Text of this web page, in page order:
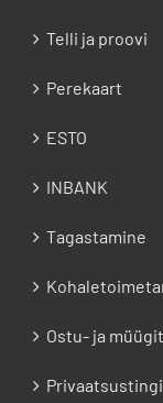
Telli ja proovi
Perekaart
ESTO
INBANK
Tagastamine
Ostu- ja